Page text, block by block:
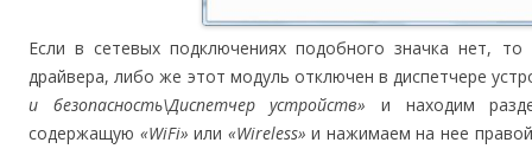
Если в сетевых подключениях подобного значка нет,
драйвера, либо же этот модуль отключен в диспетчере
и безопасность\Диспетчер устройств» и находим
содержащую «WiFi» или «Wireless» и нажимаем на нее